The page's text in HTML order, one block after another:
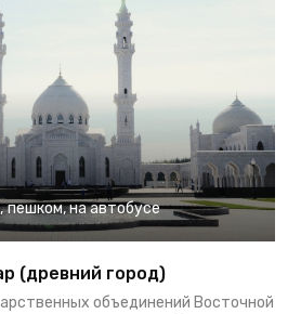
, пешком, на автобусе
(древний город)
объединений Восточной